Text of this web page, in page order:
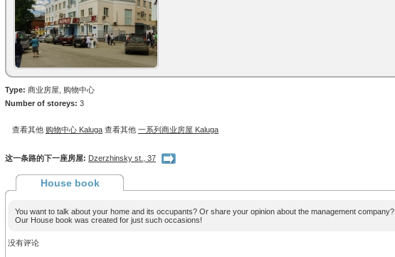
Type: 商业房屋, 购物中心
Number of storeys: 3
查看其他 购物中心 Kaluga 查看其他 一系列商业房屋 Kaluga
这一条路的下一座房屋: Dzerzhinsky st., 37
House book
You want to talk about your home and its occupants? Or share your opinion about the management company?
Our House book was created for just such occasions!
没有评论